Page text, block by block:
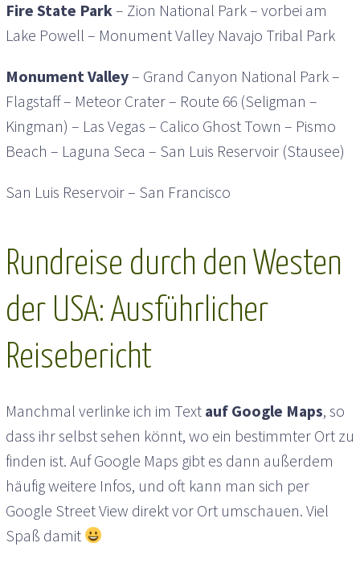
Fire State Park– Zion National Park – vorbei am
Lake Powell – Monument Valley Navajo Tribal Park
Monument Valley– Grand Canyon National Park –
Flagstaff – Meteor Crater – Route 66 (Seligman –
Kingman) – Las Vegas – Calico Ghost Town – Pismo
Beach – Laguna Seca – San Luis Reservoir (Stausee)
San Luis Reservoir – San Francisco
Rundreise durch den Westen
der USA: Ausführlicher
Reisebericht
Manchmal verlinke ich im Text auf Google Maps, so
dass ihr selbst sehen könnt, wo ein bestimmter Ort zu
finden ist. Auf Google Maps gibt es dann außerdem
häufig weitere Infos, und oft kann man sich per
Google Street View direkt vor Ort umschauen. Viel
Spaß damit